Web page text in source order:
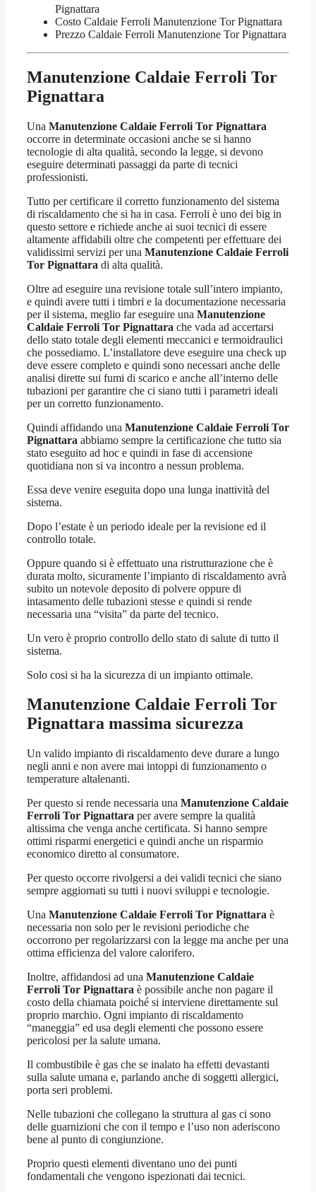
Pignattara
Costo Caldaie Ferroli Manutenzione Tor Pignattara
Prezzo Caldaie Ferroli Manutenzione Tor Pignattara
Manutenzione Caldaie Ferroli Tor
Pignattara
Una Manutenzione Caldaie Ferroli Tor Pignattara
occorre in determinate occasioni anche se si hanno
tecnologie di alta qualità, secondo la legge, si devono
eseguire determinati passaggi da parte di tecnici
professionisti.
Tutto per certificare il corretto funzionamento del sistema
di riscaldamento che si ha in casa. Ferroli è uno dei big in
questo settore e richiede anche ai suoi tecnici di essere
altamente affidabili oltre che competenti per effettuare dei
validissimi servizi per una Manutenzione Caldaie Ferroli
Tor Pignattara di alta qualità.
Oltre ad eseguire una revisione totale sull’intero impianto,
e quindi avere tutti i timbri e la documentazione necessaria
per il sistema, meglio far eseguire una Manutenzione
Caldaie Ferroli Tor Pignattara che vada ad accertarsi
dello stato totale degli elementi meccanici e termoidraulici
che possediamo. L’installatore deve eseguire una check up
deve essere completo e quindi sono necessari anche delle
analisi dirette sui fumi di scarico e anche all’interno delle
tubazioni per garantire che ci siano tutti i parametri ideali
per un corretto funzionamento.
Quindi affidando una Manutenzione Caldaie Ferroli Tor
Pignattara abbiamo sempre la certificazione che tutto sia
stato eseguito ad hoc e quindi in fase di accensione
quotidiana non si va incontro a nessun problema.
Essa deve venire eseguita dopo una lunga inattività del
sistema.
Dopo l’estate è un periodo ideale per la revisione ed il
controllo totale.
Oppure quando si è effettuato una ristrutturazione che è
durata molto, sicuramente l’impianto di riscaldamento avrà
subito un notevole deposito di polvere oppure di
intasamento delle tubazioni stesse e quindi si rende
necessaria una “visita” da parte del tecnico.
Un vero è proprio controllo dello stato di salute di tutto il
sistema.
Solo cosi si ha la sicurezza di un impianto ottimale.
Manutenzione Caldaie Ferroli Tor
Pignattara massima sicurezza
Un valido impianto di riscaldamento deve durare a lungo
negli anni e non avere mai intoppi di funzionamento o
temperature altalenanti.
Per questo si rende necessaria una Manutenzione Caldaie
Ferroli Tor Pignattara per avere sempre la qualità
altissima che venga anche certificata. Si hanno sempre
ottimi risparmi energetici e quindi anche un risparmio
economico diretto al consumatore.
Per questo occorre rivolgersi a dei validi tecnici che siano
sempre aggiornati su tutti i nuovi sviluppi e tecnologie.
Una Manutenzione Caldaie Ferroli Tor Pignattara è
necessaria non solo per le revisioni periodiche che
occorrono per regolarizzarsi con la legge ma anche per una
ottima efficienza del valore calorifero.
Inoltre, affidandosi ad una Manutenzione Caldaie
Ferroli Tor Pignattara è possibile anche non pagare il
costo della chiamata poiché si interviene direttamente sul
proprio marchio. Ogni impianto di riscaldamento
“maneggia” ed usa degli elementi che possono essere
pericolosi per la salute umana.
Il combustibile è gas che se inalato ha effetti devastanti
sulla salute umana e, parlando anche di soggetti allergici,
porta seri problemi.
Nelle tubazioni che collegano la struttura al gas ci sono
delle guarnizioni che con il tempo e l’uso non aderiscono
bene al punto di congiunzione.
Proprio questi elementi diventano uno dei punti
fondamentali che vengono ispezionati dai tecnici.